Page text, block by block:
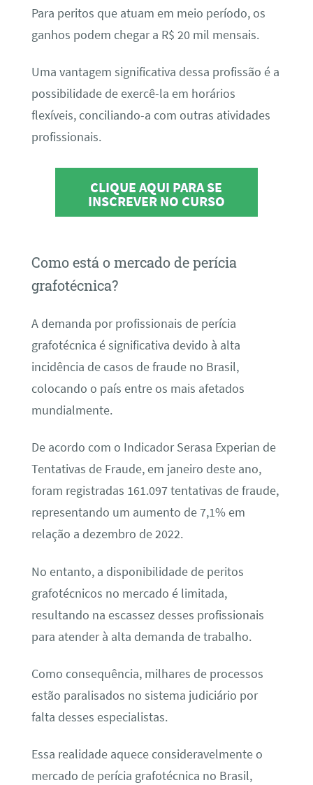
Para peritos que atuam em meio período, os
ganhos podem chegar a R$ 20 mil mensais.
Uma vantagem significativa dessa profissão é a
possibilidade de exercê-la em horários
flexíveis, conciliando-a com outras atividades
profissionais.
CLIQUE AQUI PARA SE
INSCREVER NO CURSO
Como está o mercado de perícia
grafotécnica?
A demanda por profissionais de perícia
grafotécnica é significativa devido à alta
incidência de casos de fraude no Brasil,
colocando o país entre os mais afetados
mundialmente.
De acordo com o Indicador Serasa Experian de
Tentativas de Fraude, em janeiro deste ano,
foram registradas 161.097 tentativas de fraude,
representando um aumento de 7,1% em
relação a dezembro de 2022.
No entanto, a disponibilidade de peritos
grafotécnicos no mercado é limitada,
resultando na escassez desses profissionais
para atender à alta demanda de trabalho.
Como consequência, milhares de processos
estão paralisados no sistema judiciário por
falta desses especialistas.
Essa realidade aquece consideravelmente o
mercado de perícia grafotécnica no Brasil,